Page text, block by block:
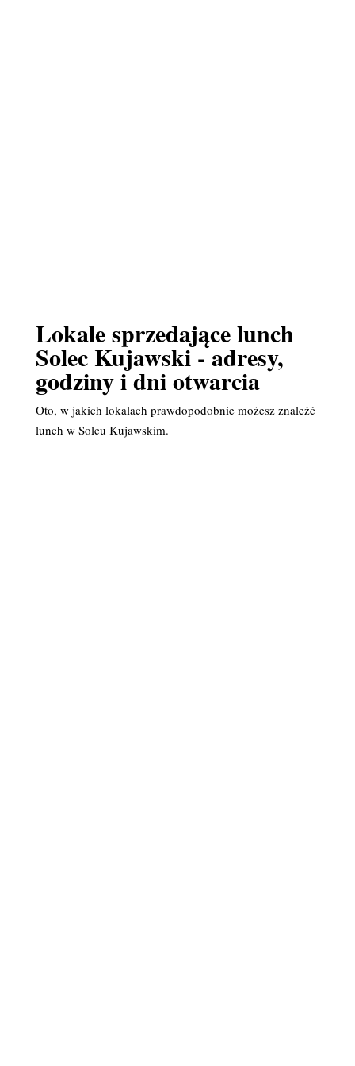
Lokale sprzedające lunch
Solec Kujawski - adresy,
godziny i dni otwarcia
Oto, w jakich lokalach prawdopodobnie możesz znaleźć
lunch w Solcu Kujawskim.